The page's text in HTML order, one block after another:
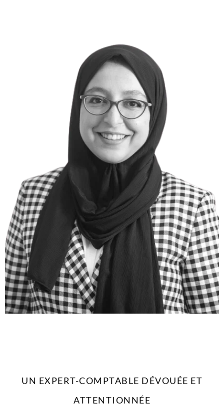
UN EXPERT-COMPTABLE DÉVOUÉE ET
ATTENTIONNÉE